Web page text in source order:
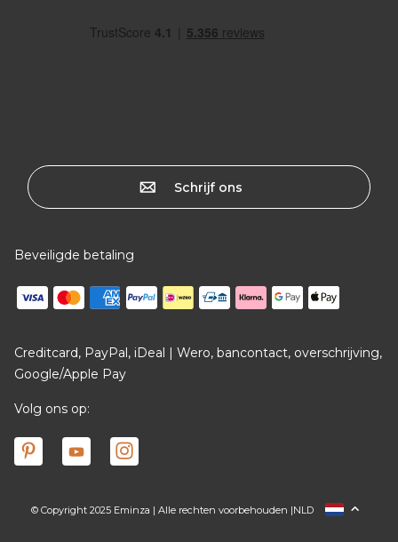
Schrijf ons
Beveiligde betaling
Creditcard, PayPal, iDeal | Wero, bancontact, overschrijving,
Google/Apple Pay
Volg ons op:
© Copyright 2025 Eminza | Alle rechten voorbehouden |
FRANCENLD